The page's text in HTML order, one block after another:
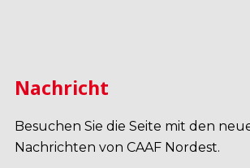
Nachricht
Besuchen Sie die Seite mit den
Nachrichten von CAAF Nordest.